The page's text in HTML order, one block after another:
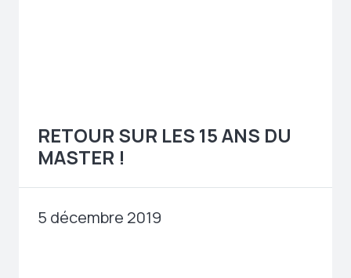
RETOUR SUR LES 15 ANS DU
MASTER !
5 décembre 2019